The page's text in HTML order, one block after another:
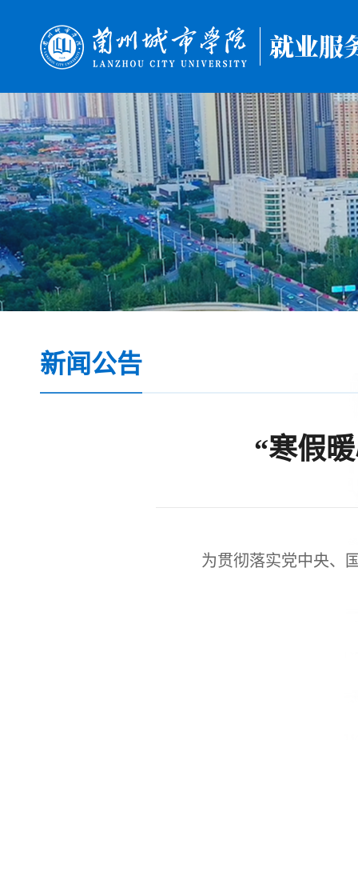
新闻公告
“寒假
为贯彻落实党中央、